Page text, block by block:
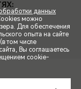
данных
можно
Для обеспечения
опыта на сайте
том числе
Вы соглашаетесь
cookie-